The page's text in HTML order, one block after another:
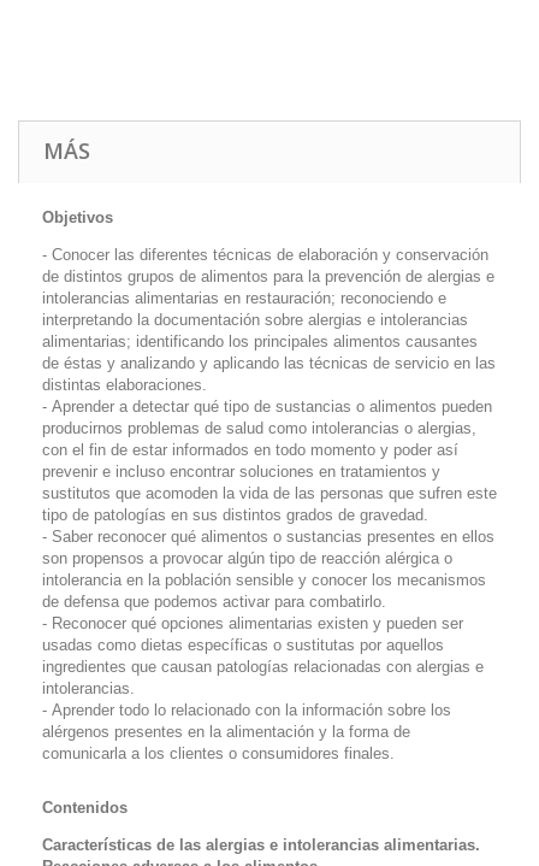
MÁS
Objetivos
- Conocer las diferentes técnicas de elaboración y conservación
de distintos grupos de alimentos para la prevención de alergias e
intolerancias alimentarias en restauración; reconociendo e
interpretando la documentación sobre alergias e intolerancias
alimentarias; identificando los principales alimentos causantes
de éstas y analizando y aplicando las técnicas de servicio en las
distintas elaboraciones.
- Aprender a detectar qué tipo de sustancias o alimentos pueden
producirnos problemas de salud como intolerancias o alergias,
con el fin de estar informados en todo momento y poder así
prevenir e incluso encontrar soluciones en tratamientos y
sustitutos que acomoden la vida de las personas que sufren este
tipo de patologías en sus distintos grados de gravedad.
- Saber reconocer qué alimentos o sustancias presentes en ellos
son propensos a provocar algún tipo de reacción alérgica o
intolerancia en la población sensible y conocer los mecanismos
de defensa que podemos activar para combatirlo.
- Reconocer qué opciones alimentarias existen y pueden ser
usadas como dietas específicas o sustitutas por aquellos
ingredientes que causan patologías relacionadas con alergias e
intolerancias.
- Aprender todo lo relacionado con la información sobre los
alérgenos presentes en la alimentación y la forma de
comunicarla a los clientes o consumidores finales.
Contenidos
Características de las alergias e intolerancias alimentarias.